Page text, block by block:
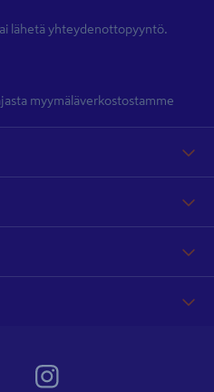
lähetä yhteydenottopyyntö.
myymäläverkostostamme